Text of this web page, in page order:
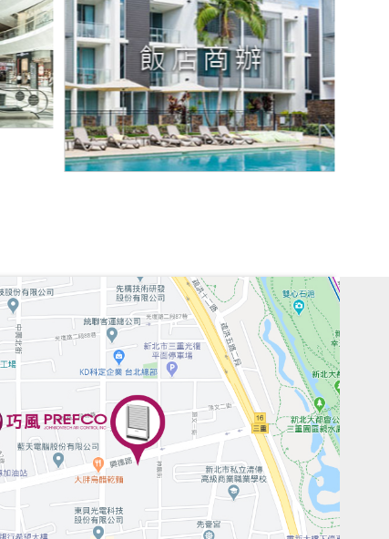
第25屆 台北國際安全科技應用博覽會
台北國際安全科技應用博覽會
產品上市發表會
度品質獎
風實業股份有限公司 榮獲【設備製造專責廠驗金質
安全准予使用安全標示及識別號碼
等級馬達驅動器防爆盒，「經勞動部職業安全衛生
使用安全標示及識別號碼。
2座